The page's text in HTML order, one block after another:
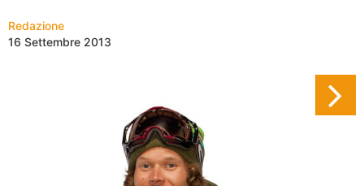
Redazione
16 Settembre 2013